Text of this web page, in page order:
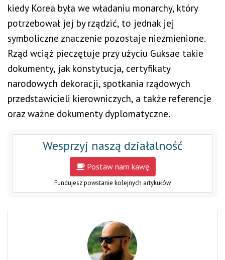
kiedy Korea była we władaniu monarchy, który
potrzebował jej by rządzić, to jednak jej
symboliczne znaczenie pozostaje niezmienione.
Rząd wciąż pieczętuje przy użyciu Guksae takie
dokumenty, jak konstytucja, certyfikaty
narodowych dekoracji, spotkania rządowych
przedstawicieli kierowniczych, a także referencje
oraz ważne dokumenty dyplomatyczne.
Wesprzyj naszą działalność
Postaw nam kawę
Fundujesz powstanie kolejnych artykułów